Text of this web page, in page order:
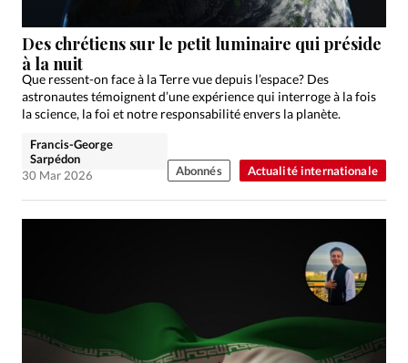
Actualité internationale
Des chrétiens sur le petit luminaire qui préside
à la nuit
Que ressent-on face à la Terre vue depuis l’espace? Des
astronautes témoignent d’une expérience qui interroge à la fois
la science, la foi et notre responsabilité envers la planète.
Francis-George
Sarpédon
30 Mar 2026
Abonnés